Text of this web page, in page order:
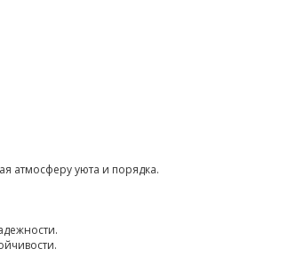
атмосферу уюта и порядка.